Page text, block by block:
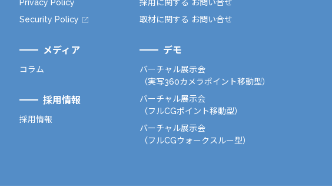
Privacy Policy
Security Policy
メディア
コラム
採用情報
採用情報
採用に関する お問い合せ
取材に関する お問い合せ
デモ
バーチャル展示会
（実写360カメラポイント移動型）
バーチャル展示会
（フルCGポイント移動型）
バーチャル展示会
（フルCGウォークスルー型）